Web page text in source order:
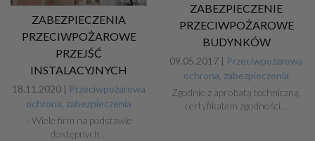
ZABEZPIECZENIA
PRZECIWPOŻAROWE
PRZEJŚĆ
INSTALACYJNYCH
18.11.2020 | Przeciwpożarowa
ochrona, zabezpieczenia
- Wiele firm na podstawie
dostępnych…
ZABEZPIECZENIE
PRZECIWPOŻAROWE
BUDYNKÓW
09.05.2017 | Przeciwpożarowa
ochrona, zabezpieczenia
Zgodnie z aprobatą techniczną,
certyfikatem zgodności…